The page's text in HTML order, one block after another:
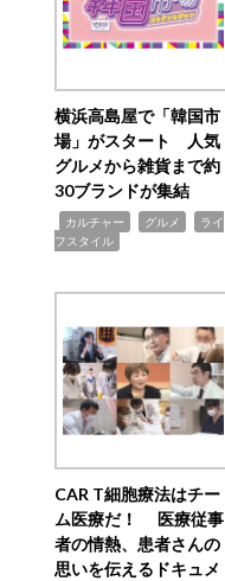
横浜高島屋で「韓国市
場」がスタート 人気
グルメから雑貨まで約
30ブランドが集結
カルチャー グルメ
ライ
フスタイル
CAR T細胞療法はチー
ム医療だ！ 医療従事
者の情熱、患者さんの
思いを伝えるドキュメ